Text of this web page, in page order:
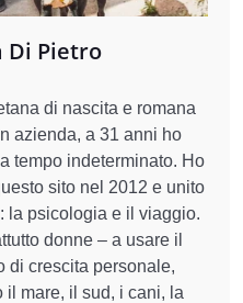
Di Pietro
di nascita e romana
azienda, a 31 anni ho
tempo indeterminato. Ho
sito nel 2012 e unito
la psicologia e il viaggio.
donne – a usare il
di crescita personale,
il mare, il sud, i cani, la